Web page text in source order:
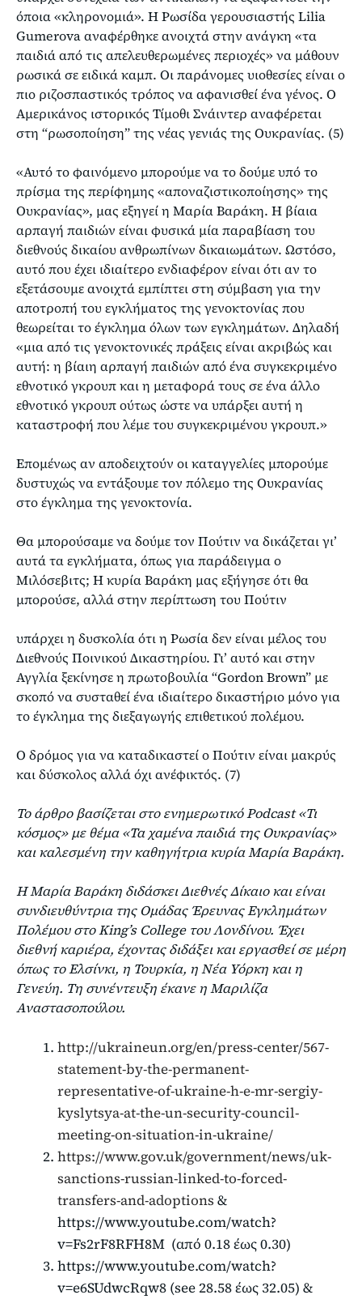
όποια «κληρονομιά». Η Ρωσίδα γερουσιαστής Lilia
Gumerova αναφέρθηκε ανοιχτά στην ανάγκη «τα
παιδιά από τις απελευθερωμένες περιοχές» να μάθουν
ρωσικά σε ειδικά καμπ. Οι παράνομες υιοθεσίες είναι ο
πιο ριζοσπαστικός τρόπος να αφανισθεί ένα γένος. Ο
Αμερικάνος ιστορικός Τίμοθι Σνάιντερ αναφέρεται
στη “ρωσοποίηση” της νέας γενιάς της Ουκρανίας. (5)
«Αυτό το φαινόμενο μπορούμε να το δούμε υπό το
πρίσμα της περίφημης «αποναζιστικοποίησης» της
Ουκρανίας», μας εξηγεί η Μαρία Βαράκη. Η βίαια
αρπαγή παιδιών είναι φυσικά μία παραβίαση του
διεθνούς δικαίου ανθρωπίνων δικαιωμάτων. Ωστόσο,
αυτό που έχει ιδιαίτερο ενδιαφέρον είναι ότι αν το
εξετάσουμε ανοιχτά εμπίπτει στη σύμβαση για την
αποτροπή του εγκλήματος της γενοκτονίας που
θεωρείται το έγκλημα όλων των εγκλημάτων. Δηλαδή
«μια από τις γενοκτονικές πράξεις είναι ακριβώς και
αυτή: η βίαιη αρπαγή παιδιών από ένα συγκεκριμένο
εθνοτικό γκρουπ και η μεταφορά τους σε ένα άλλο
εθνοτικό γκρουπ ούτως ώστε να υπάρξει αυτή η
καταστροφή που λέμε του συγκεκριμένου γκρουπ.»
Επομένως αν αποδειχτούν οι καταγγελίες μπορούμε
δυστυχώς να εντάξουμε τον πόλεμο της Ουκρανίας
στο έγκλημα της γενοκτονία.
Θα μπορούσαμε να δούμε τον Πούτιν να δικάζεται γι’
αυτά τα εγκλήματα, όπως για παράδειγμα ο
Μιλόσεβιτς; Η κυρία Βαράκη μας εξήγησε ότι θα
μπορούσε, αλλά στην περίπτωση του Πούτιν
υπάρχει η δυσκολία ότι η Ρωσία δεν είναι μέλος του
Διεθνούς Ποινικού Δικαστηρίου. Γι’ αυτό και στην
Αγγλία ξεκίνησε η πρωτοβουλία “Gordon Brown” με
σκοπό να συσταθεί ένα ιδιαίτερο δικαστήριο μόνο για
το έγκλημα της διεξαγωγής επιθετικού πολέμου.
Ο δρόμος για να καταδικαστεί ο Πούτιν είναι μακρύς
και δύσκολος αλλά όχι ανέφικτός. (7)
Το άρθρο βασίζεται στο ενημερωτικόPodcast«Τι
κόσμος» με θέμα «Τα χαμένα παιδιά της Ουκρανίας»
και καλεσμένη την καθηγήτρια κυρία Μαρία Βαράκη.
Η Μαρία Βαράκη διδάσκει Διεθνές Δίκαιο και είναι
συνδιευθύντρια της Ομάδας Έρευνας Εγκλημάτων
Πολέμου στο King’s College του Λονδίνου. Έχει
διεθνή καριέρα, έχοντας διδάξει και εργασθεί σε μέρη
όπως το Ελσίνκι, η Τουρκία, η Νέα Υόρκη και η
Γενεύη. Τη συνέντευξη έκανε η Μαριλίζα
Αναστασοπούλου.
http://ukraineun.org/en/press-center/567-
statement-by-the-permanent-
representative-of-ukraine-h-e-mr-sergiy-
kyslytsya-at-the-un-security-council-
meeting-on-situation-in-ukraine/
https://www.gov.uk/government/news/uk-
sanctions-russian-linked-to-forced-
transfers-and-adoptions &
https://www.youtube.com/watch?
v=Fs2rF8RFH8M (από 0.18 έως 0.30)
https://www.youtube.com/watch?
v=e6SUdwcRqw8 (see 28.58 έως 32.05) &